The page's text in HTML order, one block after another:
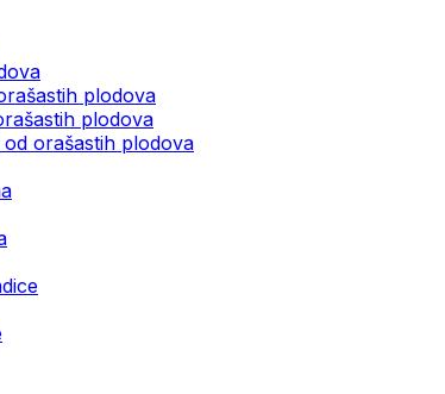
plodova
plodova
orašastih plodova